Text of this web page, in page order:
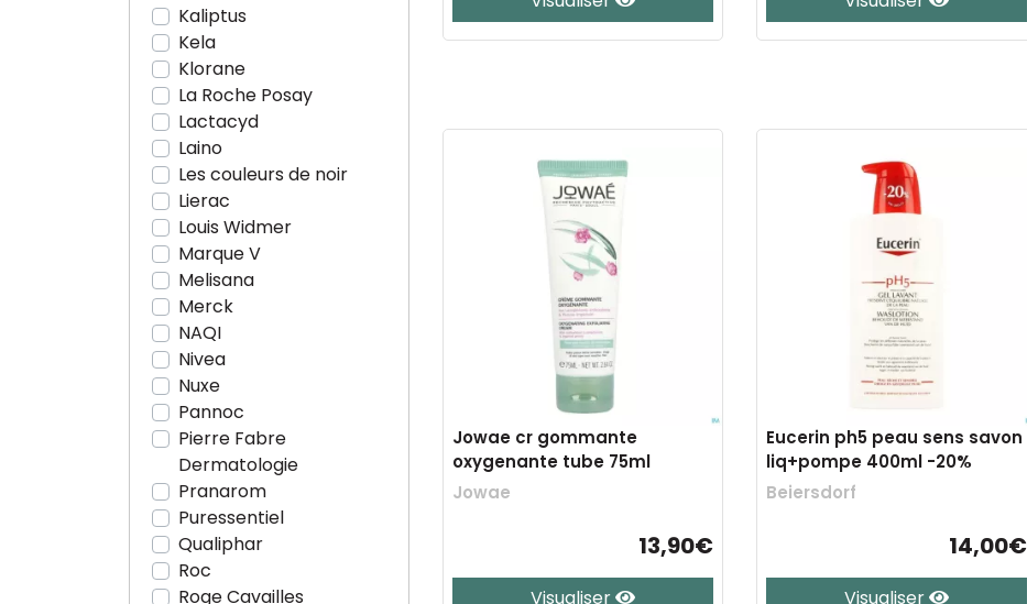
Kaliptus
Kela
Klorane
La Roche Posay
Lactacyd
Laino
Les couleurs de noir
Lierac
Louis Widmer
Marque V
Melisana
Merck
NAQI
Nivea
Nuxe
Pannoc
Pierre Fabre
Dermatologie
Pranarom
Puressentiel
Qualiphar
Roc
Roge Cavailles
Jowae cr gommante
oxygenante tube 75ml
Jowae
13,90€
Visualiser
Eucerin ph5 peau sens savon
liq+pompe 400ml -20%
Beiersdorf
14,00€
Visualiser